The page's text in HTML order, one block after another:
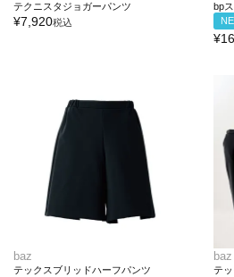
テクニスタジョガーパンツ
¥7,920税込
bp
¥
baz
テックスブリッドハーフパンツ
baz
テ